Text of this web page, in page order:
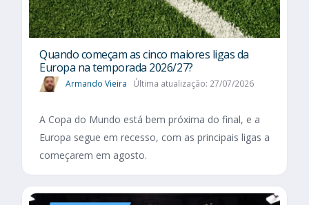
Quando começam as cinco maiores ligas da
Europa na temporada 2026/27?
Armando Vieira Última atualização: 27/07/2026
A Copa do Mundo está bem próxima do final, e a
Europa segue em recesso, com as principais ligas a
começarem em agosto.